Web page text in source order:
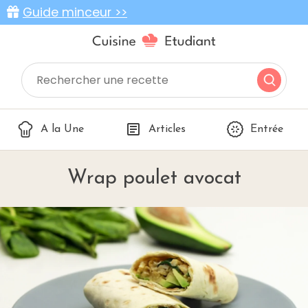
Guide minceur >>
A la Une Articles Entrée
Wrap poulet avocat